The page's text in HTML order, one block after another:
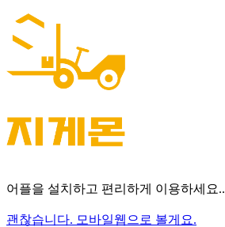
어플을 설치하고 편리하게 이용하세요..
괜찮습니다. 모바일웹으로 볼게요.